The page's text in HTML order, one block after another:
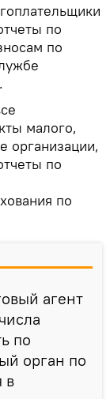
по
по
малого,
организации,
по
по
агент
по
орган по
в